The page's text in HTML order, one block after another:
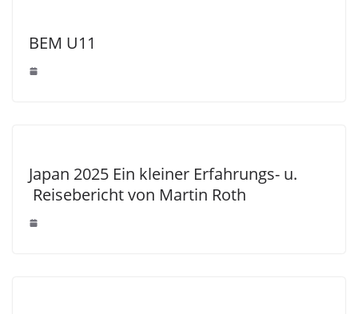
BEM U11
Japan 2025 Ein kleiner Erfahrungs- u.
Reisebericht von Martin Roth